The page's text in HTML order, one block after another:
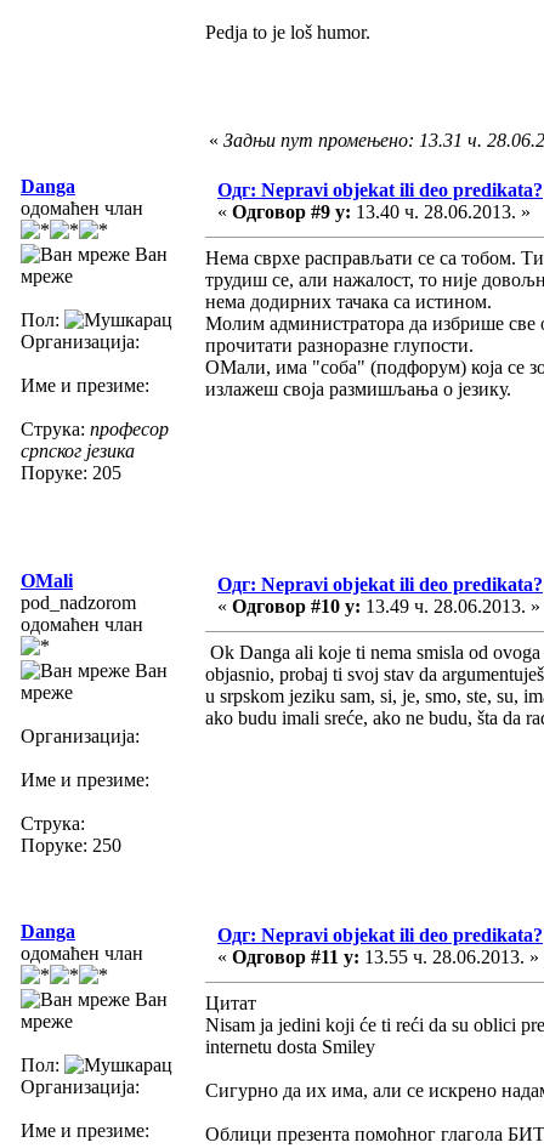
Pedja to je loš humor.
« Задњи пут промењено: 13.31 ч.
Danga
одомаћен члан
Ван
мреже
Пол:
Организација:
Име и презиме:
Струка: професор
српског језика
Поруке: 205
Одг: Nepravi objekat ili deo predikata?
« Одговор #9 у: 13.40 ч. 28.06.2013. »
Нема сврхе расправљати се са тобом.
трудиш се, али нажалост, то није
нема додирних тачака са истином.
Молим администратора да избрише све
прочитати разноразне глупости.
ОМали, има "соба" (подфорум) која се
излажеш своја размишљања о језику.
OMali
pod_nadzorom
одомаћен члан
Ван
мреже
Организација:
Име и презиме:
Струка:
Поруке: 250
Одг: Nepravi objekat ili deo predikata?
« Одговор #10 у: 13.49 ч. 28.06.2013. »
Ok Danga ali koje ti nema smisla od
objasnio, probaj ti svoj stav da
u srpskom jeziku sam, si, je, smo, ste, su,
ako budu imali sreće, ako ne budu, šta da
Danga
одомаћен члан
Ван
мреже
Пол:
Организација:
Име и презиме:
Одг: Nepravi objekat ili deo predikata?
« Одговор #11 у: 13.55 ч. 28.06.2013. »
Цитат
Nisam ja jedini koji će ti reći da su oblici
internetu dosta Smiley
Сигурно да их има, али се искрено
Облици презента помоћног глагола